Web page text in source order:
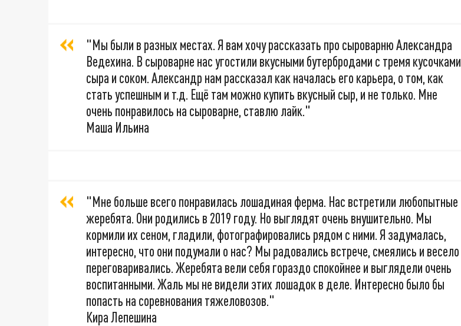
"Мы были в разных местах. Я вам хочу рассказать про сыроварню Александра
Ведехина. В сыроварне нас угостили вкусными бутербродами с тремя кусочками
сыра и соком. Александр нам рассказал как началась его карьера, о том, как
стать успешным и т.д. Ещё там можно купить вкусный сыр, и не только. Мне
очень понравилось на сыроварне, ставлю лайк."
Маша Ильина
"Мне больше всего понравилась лошадиная ферма. Нас встретили любопытные
жеребята. Они родились в 2019 году. Но выглядят очень внушительно. Мы
кормили их сеном, гладили, фотографировались рядом с ними. Я задумалась,
интересно, что они подумали о нас? Мы радовались встрече, смеялись и весело
переговаривались. Жеребята вели себя гораздо спокойнее и выглядели очень
воспитанными. Жаль мы не видели этих лошадок в деле. Интересно было бы
попасть на соревнования тяжеловозов."
Кира Лепешина